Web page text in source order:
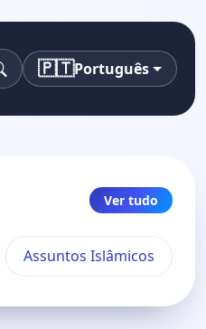
Pesquisa
🇵🇹Português
Ver tudo
Assuntos Islâmicos